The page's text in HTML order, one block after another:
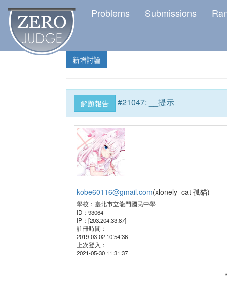
Problems Submissions
新增討論
解題報告 #21047: __提示
kobe60116@gmail.com(xlonely_cat 孤貓)
學校： 臺北市立龍門國民中學
ID： 93064
IP： [203.204.33.87]
註冊時間：
2019-03-02 10:54:36
上次登入：
2021-05-30 11:31:37